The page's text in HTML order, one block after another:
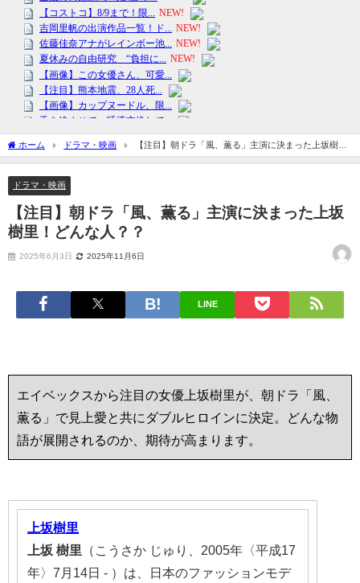
ホーム ドラマ・映画
【注目】朝ドラ「風、薫る」主演に決まった上坂樹
里！どんな人？？
ドラマ・映画
【注目】朝ドラ「風、薫る」主演に決まった上坂
樹里！どんな人？？
2025年6月3日 2025年11月6日
LINE
エイベックスから注目の女優上坂樹里が、朝ドラ「風、
薫る」で見上愛と共にダブルヒロインに決定。どんな物
語が展開されるのか、期待が高まります。
上坂樹里
上坂 樹里 （こうさか じゅり、2005年〈平成17
年〉7月14日 - ）は、日本のファッションモデ